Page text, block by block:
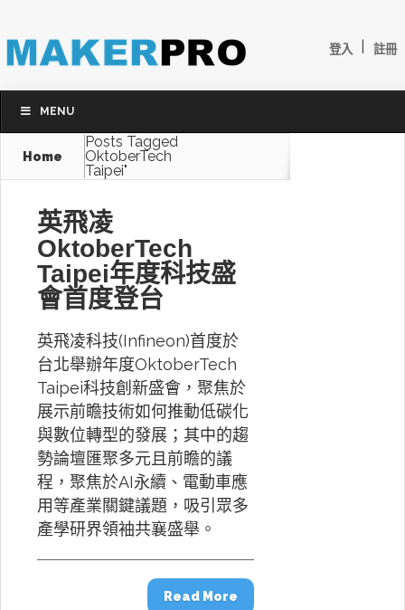
登入 註冊
MENU
Home
Posts Tagged
OktoberTech
Taipei"
英飛凌
OktoberTech
Taipei年度科技盛
會首度登台
英飛凌科技(Infineon)首度於
台北舉辦年度OktoberTech
Taipei科技創新盛會，聚焦於
展示前瞻技術如何推動低碳化
與數位轉型的發展；其中的趨
勢論壇匯聚多元且前瞻的議
程，聚焦於AI永續、電動車應
用等產業關鍵議題，吸引眾多
產學研界領袖共襄盛舉。
Read More